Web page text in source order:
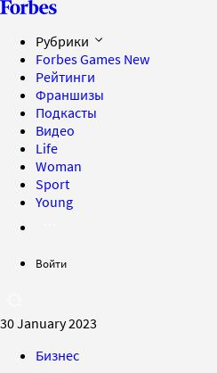
Рубрики
Forbes Games New
Рейтинги
Франшизы
Подкасты
Видео
Life
Woman
Sport
Young
Войти
30 January 2023
Бизнес